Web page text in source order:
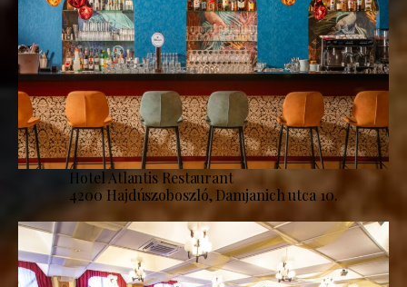
Hotel Atlantis Restaurant
4200 Hajdúszoboszló, Damjanich utca 10.